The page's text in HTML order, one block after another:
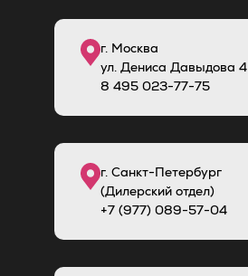
г. Москва
ул. Дениса Давыдова 4
8 495 023-77-75
г. Санкт-Петербург
(Дилерский отдел)
+7 (977) 089-57-04